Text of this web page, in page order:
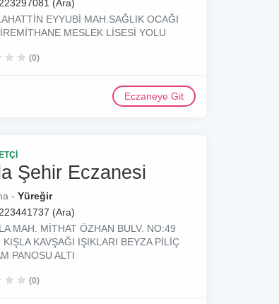
(Ara)
EYYUBİ MAH.SAĞLIK OCAĞI
MESLEK LİSESİ YOLU
(0)
Eczaneye Git
Şehir Eczanesi
- Yüreğir
(Ara)
MAH. MİTHAT ÖZHAN BULV. NO:49
KIŞLA KAVŞAĞI IŞIKLARI BEYZA PİLİÇ
PANOSU ALTI
(0)